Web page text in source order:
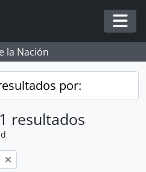
la Nación
por:
resultados